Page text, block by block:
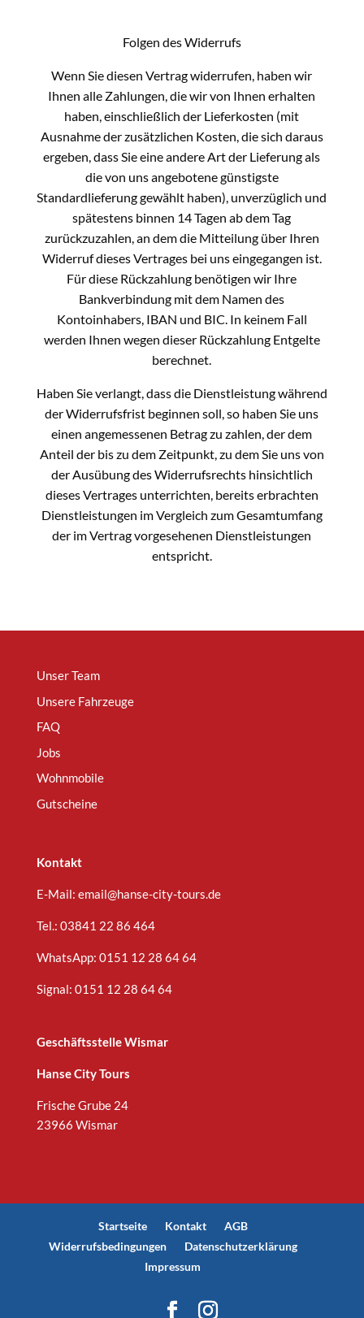
Folgen des Widerrufs
Wenn Sie diesen Vertrag widerrufen, haben wir
Ihnen alle Zahlungen, die wir von Ihnen erhalten
haben, einschließlich der Lieferkosten (mit
Ausnahme der zusätzlichen Kosten, die sich daraus
ergeben, dass Sie eine andere Art der Lieferung als
die von uns angebotene günstigste
Standardlieferung gewählt haben), unverzüglich und
spätestens binnen 14 Tagen ab dem Tag
zurückzuzahlen, an dem die Mitteilung über Ihren
Widerruf dieses Vertrages bei uns eingegangen ist.
Für diese Rückzahlung benötigen wir Ihre
Bankverbindung mit dem Namen des
Kontoinhabers, IBAN und BIC. In keinem Fall
werden Ihnen wegen dieser Rückzahlung Entgelte
berechnet.
Haben Sie verlangt, dass die Dienstleistung während
der Widerrufsfrist beginnen soll, so haben Sie uns
einen angemessenen Betrag zu zahlen, der dem
Anteil der bis zu dem Zeitpunkt, zu dem Sie uns von
der Ausübung des Widerrufsrechts hinsichtlich
dieses Vertrages unterrichten, bereits erbrachten
Dienstleistungen im Vergleich zum Gesamtumfang
der im Vertrag vorgesehenen Dienstleistungen
entspricht.
Unser Team
Unsere Fahrzeuge
FAQ
Jobs
Wohnmobile
Gutscheine
Kontakt
E-Mail: email@hanse-city-tours.de
Tel.: 03841 22 86 464
WhatsApp: 0151 12 28 64 64
Signal: 0151 12 28 64 64
Geschäftsstelle Wismar
Hanse City Tours
Frische Grube 24
23966 Wismar
Startseite Kontakt
AGB
Widerrufsbedingungen
Datenschutzerklärung
Impressum